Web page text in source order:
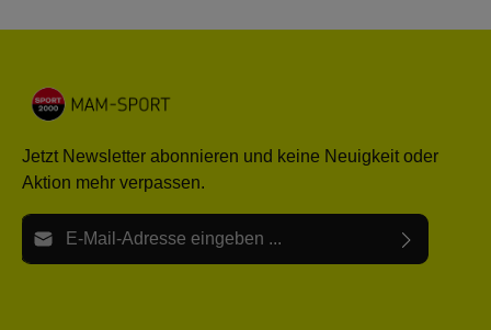
Jetzt Newsletter abonnieren und keine Neuigkeit oder
Aktion mehr verpassen.
E-Mail-Adresse*